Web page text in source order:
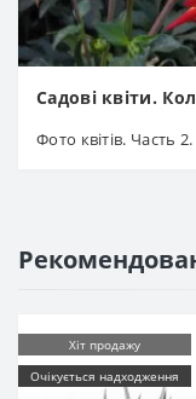
Садові квіти.
Фото квітів. Часть
Хіт продажу
Очікується надходження